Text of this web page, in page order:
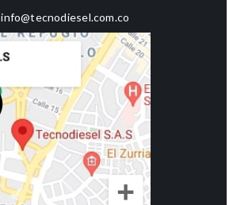
info@tecnodiesel.com.co